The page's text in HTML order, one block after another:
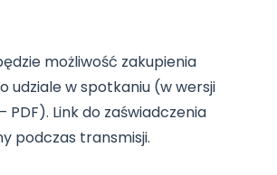
możliwość zakupienia
udziale w spotkaniu (w wersji
PDF). Link do zaświadczenia
podczas transmisji.